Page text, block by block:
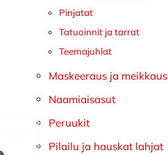
Pinjatat
Tatuoinnit ja tarrat
Teemajuhlat
Maskeeraus ja meikkaus
Naamiaisasut
Peruukit
Pilailu ja hauskat lahjat